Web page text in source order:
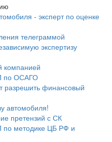
- эксперт по оценке
телеграммой
экспертизу
компанией
по ОСАГО
финансовый
автомобиля!
претензий с СК
по методике ЦБ РФ и